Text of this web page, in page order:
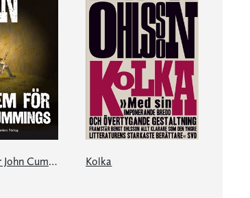
Rekviem för John Cummings Kolka